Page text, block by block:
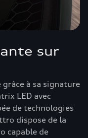
sur
à sa signature
LED avec
de technologies
dispose de la
capable de